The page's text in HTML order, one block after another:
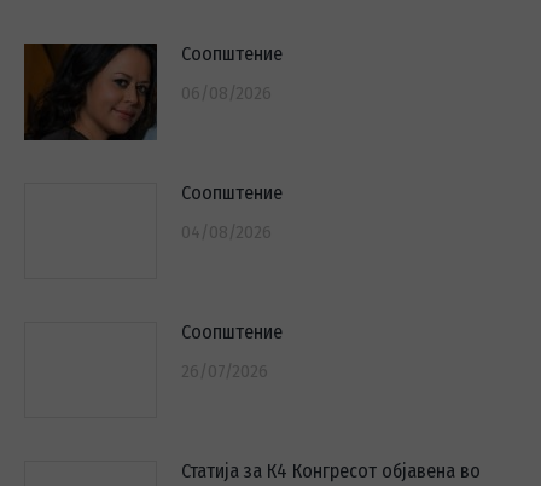
Соопштение
06/08/2026
Соопштение
04/08/2026
Соопштение
26/07/2026
Статија за К4 Конгресот објавена во